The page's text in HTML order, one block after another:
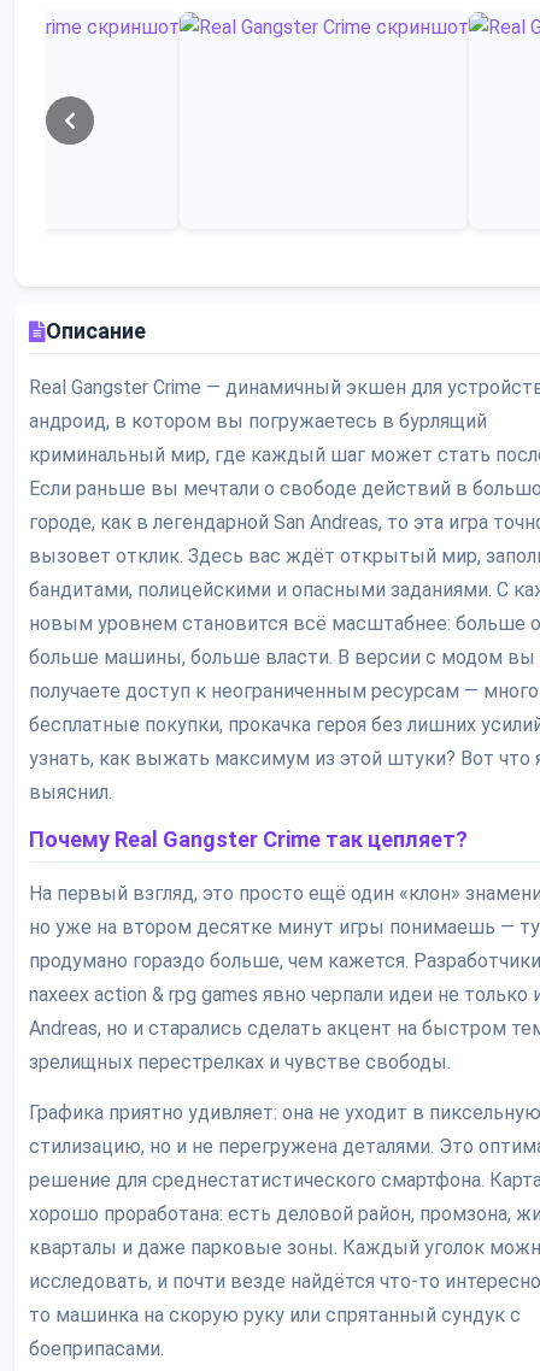
Описание
Real Gangster Crime — динамичный экшен для
андроид, в котором вы погружаетесь в бурлящий
криминальный мир, где каждый шаг может стать
Если раньше вы мечтали о свободе действий в
городе, как в легендарной San Andreas, то эта игра
вызовет отклик. Здесь вас ждёт открытый мир,
бандитами, полицейскими и опасными заданиями. С
новым уровнем становится всё масштабнее: больше
больше машины, больше власти. В версии с модом вы
получаете доступ к неограниченным ресурсам —
бесплатные покупки, прокачка героя без лишних
узнать, как выжать максимум из этой штуки? Вот что
выяснил.
Почему Real Gangster Crime так цепляет?
На первый взгляд, это просто ещё один «клон»
но уже на втором десятке минут игры понимаешь —
продумано гораздо больше, чем кажется.
naxeex action & rpg games явно черпали идеи не только
Andreas, но и старались сделать акцент на быстром
зрелищных перестрелках и чувстве свободы.
Графика приятно удивляет: она не уходит в пиксельную
стилизацию, но и не перегружена деталями. Это
решение для среднестатистического смартфона.
хорошо проработана: есть деловой район, промзона,
кварталы и даже парковые зоны. Каждый уголок
исследовать, и почти везде найдётся что-то
то машинка на скорую руку или спрятанный сундук с
боеприпасами.